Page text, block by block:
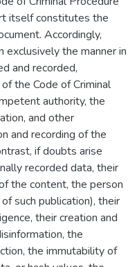
itself constitutes the
Accordingly,
exclusively the manner in
and recorded,
the Code of Criminal
authority, the
and other
and recording of the
if doubts arise
recorded data, their
the content, the person
such publication), their
their creation and
the
the immutability of